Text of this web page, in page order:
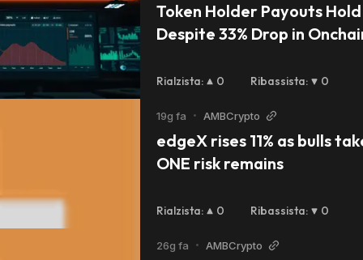
Token Holder Payouts
Despite 33% Drop in
Rialzista: 0 Ribassista: 0
19g fa • AMBCrypto
edgeX rises 11% as bulls
ONE risk remains
Rialzista: 0 Ribassista: 0
26g fa • AMBCrypto